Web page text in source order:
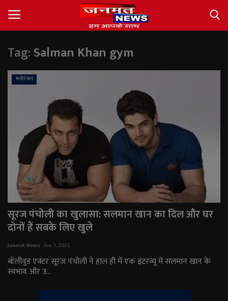
Login Register
अंतर्राष्ट्रीय
राज्य
खेल
राजनीति
मनोरंजन
Tag:Salman Khan gym
मनोरंजन
सूरज पंचोली का खुलासा: सलमान खान का दिल और घर
दोनों हैं सबके लिए खुले
Janmat News Jun 3, 2025
बॉलीवुड एक्टर सूरज पंचोली ने हाल ही में एक इंटरव्यू में सलमान खान के
स्वभाव और उ...